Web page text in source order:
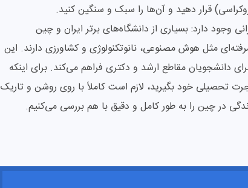
قرار دهید و آن‌ها را سبک و سنگین کنید.
وجود دارد: بسیاری از دانشگاه‌های برتر ایران و چین
مثل هوش مصنوعی، نانوتکنولوژی و کشاورزی دارند. این
دانشجویان مقاطع ارشد و دکتری فراهم می‌کند. برای اینکه
تحصیلی خود بگیرید، لازم است کاملاً با روی روشن و تاریک
در چین را به طور کامل و دقیق با هم بررسی می‌کنیم.